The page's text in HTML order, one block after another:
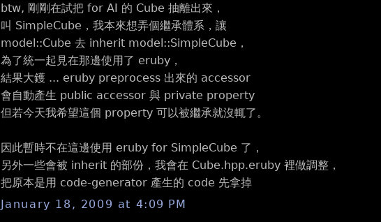
btw, 剛剛在試把 for AI 的 Cube 抽離出來，
叫 SimpleCube，我本來想弄個繼承體系，讓
model::Cube 去 inherit model::SimpleCube，
為了統一起見在那邊使用了 eruby，
結果大鑊 ... eruby preprocess 出來的 accessor
會自動產生 public accessor 與 private property
但若今天我希望這個 property 可以被繼承就沒輒了。
因此暫時不在這邊使用 eruby for SimpleCube 了，
另外一些會被 inherit 的部份，我會在 Cube.hpp.eruby 裡做調整，
把原本是用 code-generator 產生的 code 先拿掉
January 18, 2009 at 4:09 PM